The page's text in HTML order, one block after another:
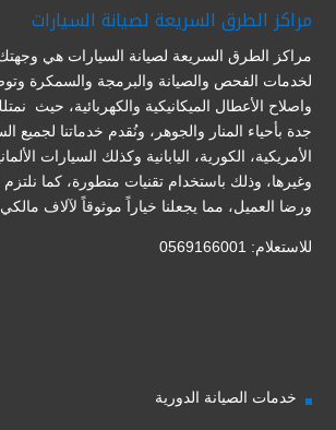
مراكز الطرق السريعة لصيانة السيارات
مراكز الطرق السريعة لصيانة السيارات هي
لخدمات الفحص والصيانة والبرمجة والسمكرة
واصلاح الأعطال الميكانيكية والكهربائية، حيث
جدة بأحياء المنار والجوهر، ونُقدم خدماتنا لجميع
الأمريكية، الكورية، اليابانية وكذلك السيارات
وغيرها، وذلك باستخدام تقنيات متطورة، كما نلتزم
ورضا العميل، مما يجعلنا خياراً موثوقاً لآلاف
للاستعلام: 0569166001
خدمات الصيانة الدورية